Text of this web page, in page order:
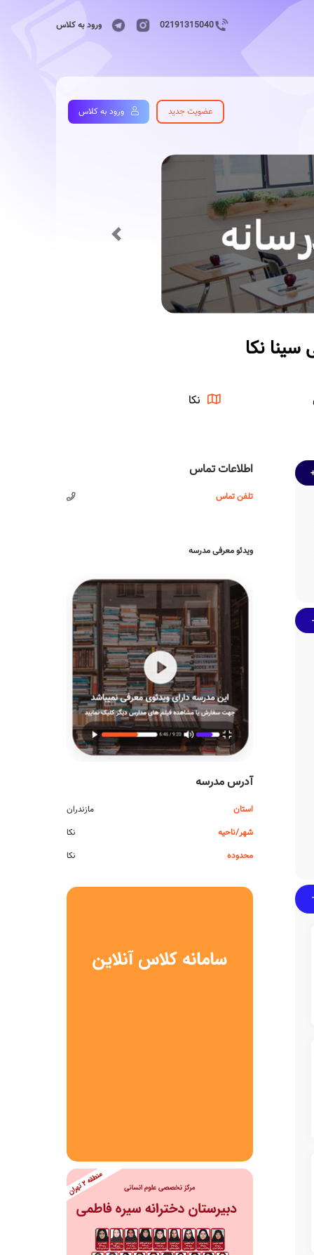
02191315040 ورود به کلاس
عضویت جدید ورود به کلاس
Previous
نکا
نکا
اطلاعات تماس
تلفن تماس
ویدئو معرفی مدرسه
آدرس مدرسه
استان
مازندران
شهر/ناحیه
نکا
محدوده
نکا